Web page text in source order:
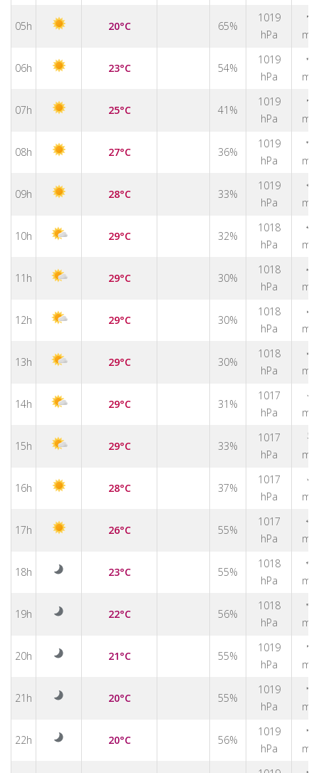
05h 20°C 65%
1019
hPa
↑
m/s
06h 23°C 54%
1019
hPa
↑
m/s
07h 25°C 41%
1019
hPa
↑
m/s
08h 27°C 36%
1019
hPa
↑
m/s
09h 28°C 33%
1019
hPa
↑
m/s
10h 29°C 32%
1018
hPa
↑
m/s
11h 29°C 30%
1018
hPa
↑
m/s
12h 29°C 30%
1018
hPa
↑
m/s
13h 29°C 30%
1018
hPa
↑
m/s
14h 29°C 31%
1017
hPa
↑
m/s
15h 29°C 33%
1017
hPa
↑
m/s
16h 28°C 37%
1017
hPa
↑
m/s
17h 26°C 55%
1017
hPa
↑
m/s
18h 23°C 55%
1018
hPa
↑
m/s
19h 22°C 56%
1018
hPa
↑
m/s
20h 21°C 55%
1019
hPa
↑
m/s
21h 20°C 55%
1019
hPa
↑
m/s
22h 20°C 56%
1019
hPa
↑
m/s